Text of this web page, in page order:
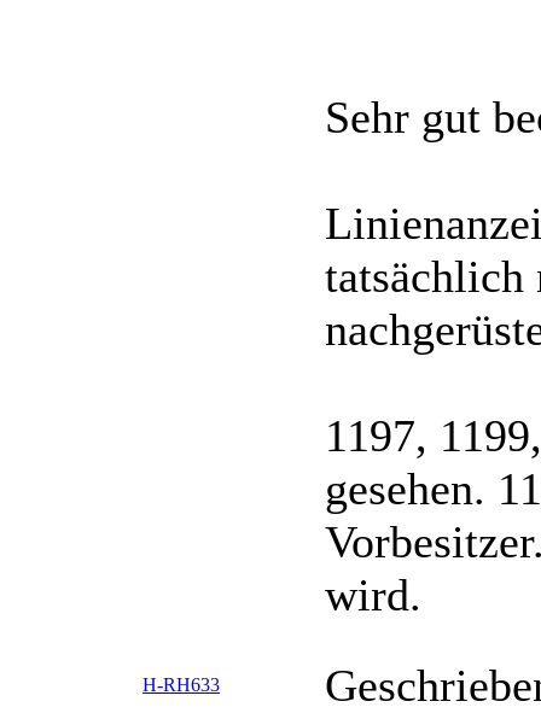
Sehr gut
tatsächlich
1197,
gesehen.
wird.
H-RH633